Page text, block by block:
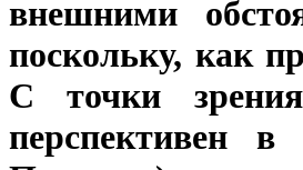
внешними
поскольку, как
С точки
перспективен